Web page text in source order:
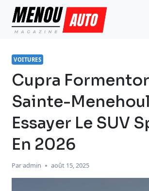
Aller
contenu
VOITURES
Cupra
Sainte-
Essayer Le SUV
En 2026
Paradmin août 15, 2025